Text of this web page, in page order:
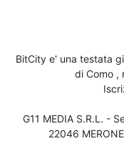
BitCity e' una testata
di Como ,
G11 MEDIA S.R.L. -
22046